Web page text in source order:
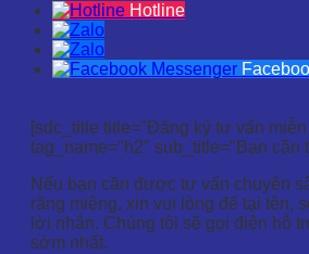
Hotline
[sdc_title title="Đăng ký tư vấn
tag_name="h2" sub_title="Bạn cần
Nếu bạn cần được tư vấn chuyên
răng miệng, xin vui lòng để tại tên,
lời nhắn. Chúng tôi sẽ gọi điện hỗ
sớm nhất.